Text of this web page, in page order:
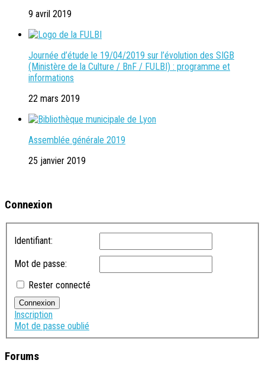
9 avril 2019
Journée d’étude le 19/04/2019 sur l’évolution des SIGB
(Ministère de la Culture / BnF / FULBI) : programme et
informations
22 mars 2019
Assemblée générale 2019
25 janvier 2019
Connexion
Identifiant:
Mot de passe:
Rester connecté
Connexion
Inscription
Mot de passe oublié
Forums